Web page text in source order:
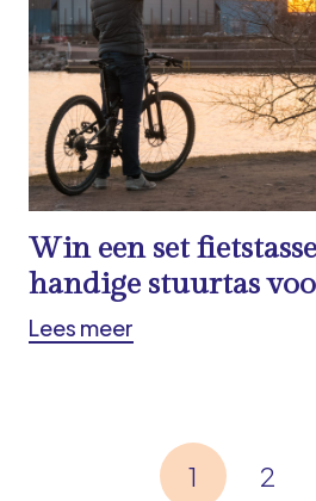
Win een set
handige stuurtas
Lees meer
1 2